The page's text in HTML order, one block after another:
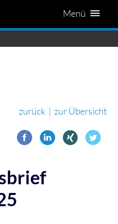
Menü
zurück | zur Übersicht